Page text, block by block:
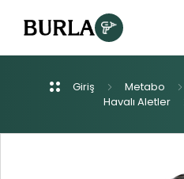
Ürünlerimiz
Giriş Metabo
Havalı Aletler